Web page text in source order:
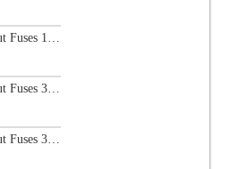
Polymer Fuse Cutout, Drop out Fuses 18 Kv 100A
Polymer Fuse Cutout, Drop out Fuses 36 Kv 100A
Polymer Fuse Cutout, Drop out Fuses 36 Kv 200A